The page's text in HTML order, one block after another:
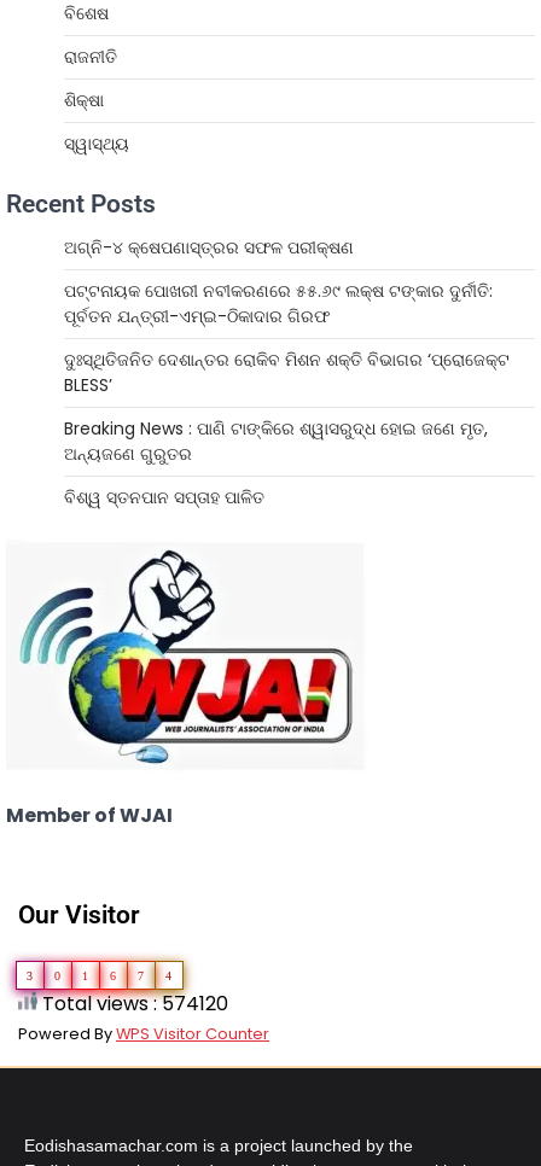
ବିଶେଷ
ରାଜନୀତି
ଶିକ୍ଷା
ସ୍ୱାସ୍ଥ୍ୟ
Recent Posts
ଅଗ୍ନି-୪ କ୍ଷେପଣାସ୍ତ୍ରର ସଫଳ ପରୀକ୍ଷଣ
ପଟ୍ଟନାୟକ ପୋଖରୀ ନବୀକରଣରେ ୫୫.୬୯ ଲକ୍ଷ ଟଙ୍କାର ଦୁର୍ନୀତି:
ପୂର୍ବତନ ଯନ୍ତ୍ରୀ-ଏମ୍‌ଇ-ଠିକାଦାର ଗିରଫ
ଦୁଃସ୍ଥିତିଜନିତ ଦେଶାନ୍ତର ରୋକିବ ମିଶନ ଶକ୍ତି ବିଭାଗର ‘ପ୍ରୋଜେକ୍ଟ
BLESS’
Breaking News : ପାଣି ଟାଙ୍କିରେ ଶ୍ୱାସରୁଦ୍ଧ ହୋଇ ଜଣେ ମୃତ,
ଅନ୍ୟଜଣେ ଗୁରୁତର
ବିଶ୍ୱ ସ୍ତନପାନ ସପ୍ତାହ ପାଳିତ
Member of WJAI
Our Visitor
3 0 1 6 7 4
Total views : 574120
Powered ByWPS Visitor Counter
Eodishasamachar.com is a project launched by the